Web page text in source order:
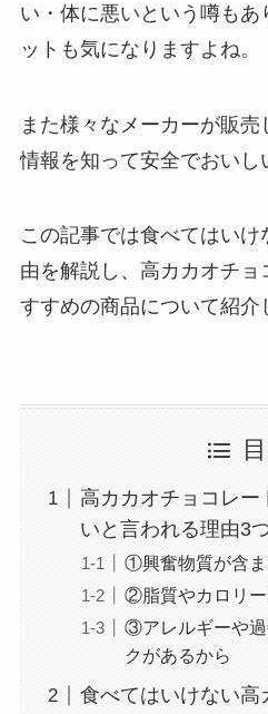
い・体に悪いという噂もあ
ットも気になりますよね。
また様々なメーカーが販
情報を知って安全でおいし
この記事では食べてはい
由を解説し、高カカオチ
すすめの商品について紹介
高カカオチョコレ
いと言われる理由3つ
①興奮物質が含ま
②脂質やカロリー
③アレルギーや過
クがあるから
食べてはいけない高